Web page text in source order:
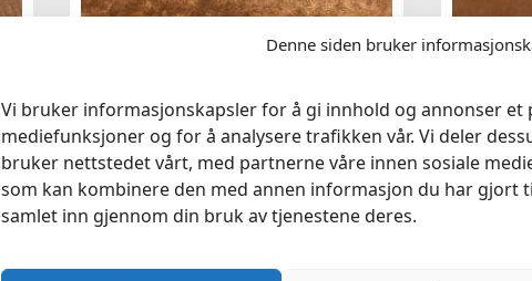
Denne siden bruker
Vi bruker informasjonskapsler for å gi innhold og annonser et
mediefunksjoner og for å analysere trafikken vår. Vi deler
bruker nettstedet vårt, med partnerne våre innen sosiale
som kan kombinere den med annen informasjon du har gjort
samlet inn gjennom din bruk av tjenestene deres.
Kenya Cognac Vintage Leather ca 4,5m²
Camo
kr4,290
Vintage
Camo
kr4,290